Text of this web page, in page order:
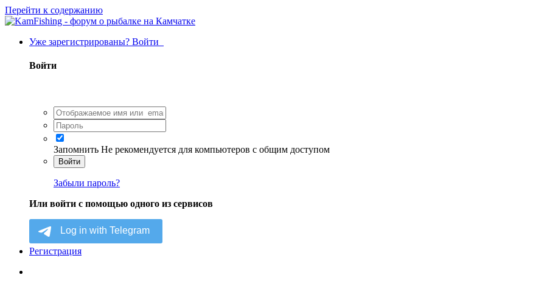
Перейти к содержанию
Уже зарегистрированы? Войти
Войти
Запомнить Не рекомендуется для компьютеров с общим доступом
Войти
Забыли пароль?
Или войти с помощью одного из сервисов
Регистрация